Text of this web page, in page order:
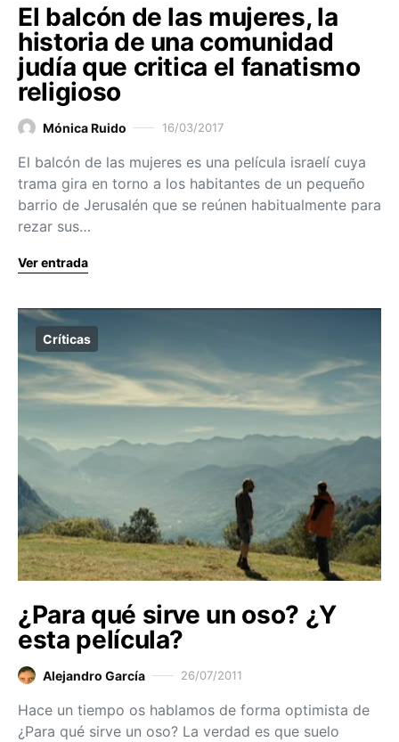
El balcón de las mujeres, la
historia de una comunidad
judía que critica el fanatismo
religioso
Mónica Ruido 16/03/2017
El balcón de las mujeres es una película israelí cuya
trama gira en torno a los habitantes de un pequeño
barrio de Jerusalén que se reúnen habitualmente para
rezar sus…
Ver entrada
Críticas
¿Para qué sirve un oso? ¿Y
esta película?
Alejandro García 26/07/2011
Hace un tiempo os hablamos de forma optimista de
¿Para qué sirve un oso? La verdad es que suelo